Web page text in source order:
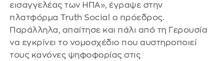
εισαγγελέας των ΗΠΑ», έγραψε στην
πλατφόρμα Truth Social ο πρόεδρος.
Παράλληλα, απαίτησε και πάλι από τη Γερουσία
να εγκρίνει το νομοσχέδιο που αυστηροποιεί
τους κανόνες ψηφοφορίας στις